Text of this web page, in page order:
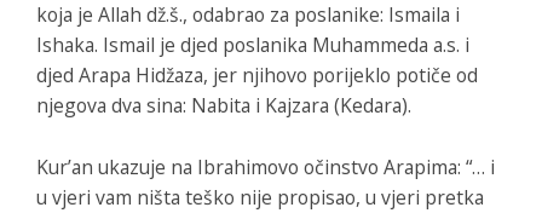
koja je Allah dž.š., odabrao za poslanike: Ismaila i
Ishaka. Ismail je djed poslanika Muhammeda a.s. i
djed Arapa Hidžaza, jer njihovo porijeklo potiče od
njegova dva sina: Nabita i Kajzara (Kedara).
Kur’an ukazuje na Ibrahimovo očinstvo Arapima: “… i
u vjeri vam ništa teško nije propisao, u vjeri pretka